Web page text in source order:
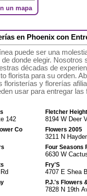
un mapa
en Phoenix con
puede ser una
donde elegir. Nosotros
décadas de
florista para su orden.
floristerías y florerías
usar para entregar
142
Co
Fletcher
8194 W Deer
Flowers 2005
3211 N
Four Seasons
6630 W
Fry'S
4707 E Shea
P.J.'s Flowers
7828 N 19th